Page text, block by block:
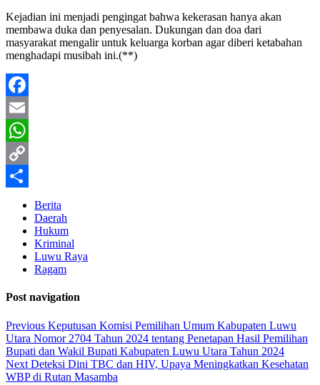
Kejadian ini menjadi pengingat bahwa kekerasan hanya akan
membawa duka dan penyesalan. Dukungan dan doa dari
masyarakat mengalir untuk keluarga korban agar diberi ketabahan
menghadapi musibah ini.(**)
Facebook
Email
WhatsApp
Copy
Berita
Daerah
Hukum
Kriminal
Luwu Raya
Ragam
Post navigation
Previous Keputusan Komisi Pemilihan Umum Kabupaten Luwu
Utara Nomor 2704 Tahun 2024 tentang Penetapan Hasil Pemilihan
Bupati dan Wakil Bupati Kabupaten Luwu Utara Tahun 2024
Next Deteksi Dini TBC dan HIV, Upaya Meningkatkan Kesehatan
WBP di Rutan Masamba